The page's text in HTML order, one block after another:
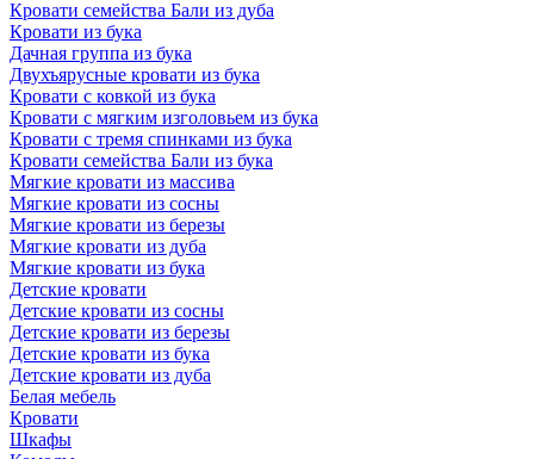
Кровати семейства Бали из дуба
Кровати из бука
Дачная группа из бука
Двухъярусные кровати из бука
Кровати с ковкой из бука
Кровати с мягким изголовьем из бука
Кровати с тремя спинками из бука
Кровати семейства Бали из бука
Мягкие кровати из массива
Мягкие кровати из сосны
Мягкие кровати из березы
Мягкие кровати из дуба
Мягкие кровати из бука
Детские кровати
Детские кровати из сосны
Детские кровати из березы
Детские кровати из бука
Детские кровати из дуба
Белая мебель
Кровати
Шкафы